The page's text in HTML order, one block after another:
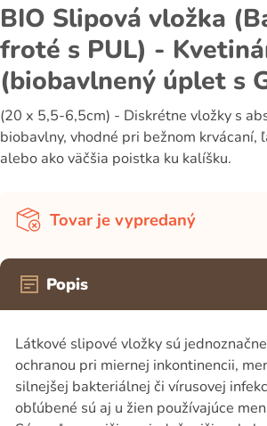
BIO Slipová vložka
froté s PUL) -
(biobavlnený úplet s
(20 x 5,5-6,5cm) - Diskrétne vložky s
biobavlny, vhodné pri bežnom krvácaní,
alebo ako väčšia poistka ku kalíšku.
Tovar je vypredaný
Popis
Látkové slipové vložky sú
ochranou pri miernej inkontinencii,
silnejšej bakteriálnej či vírusovej
obľúbené sú aj u žien používajúce